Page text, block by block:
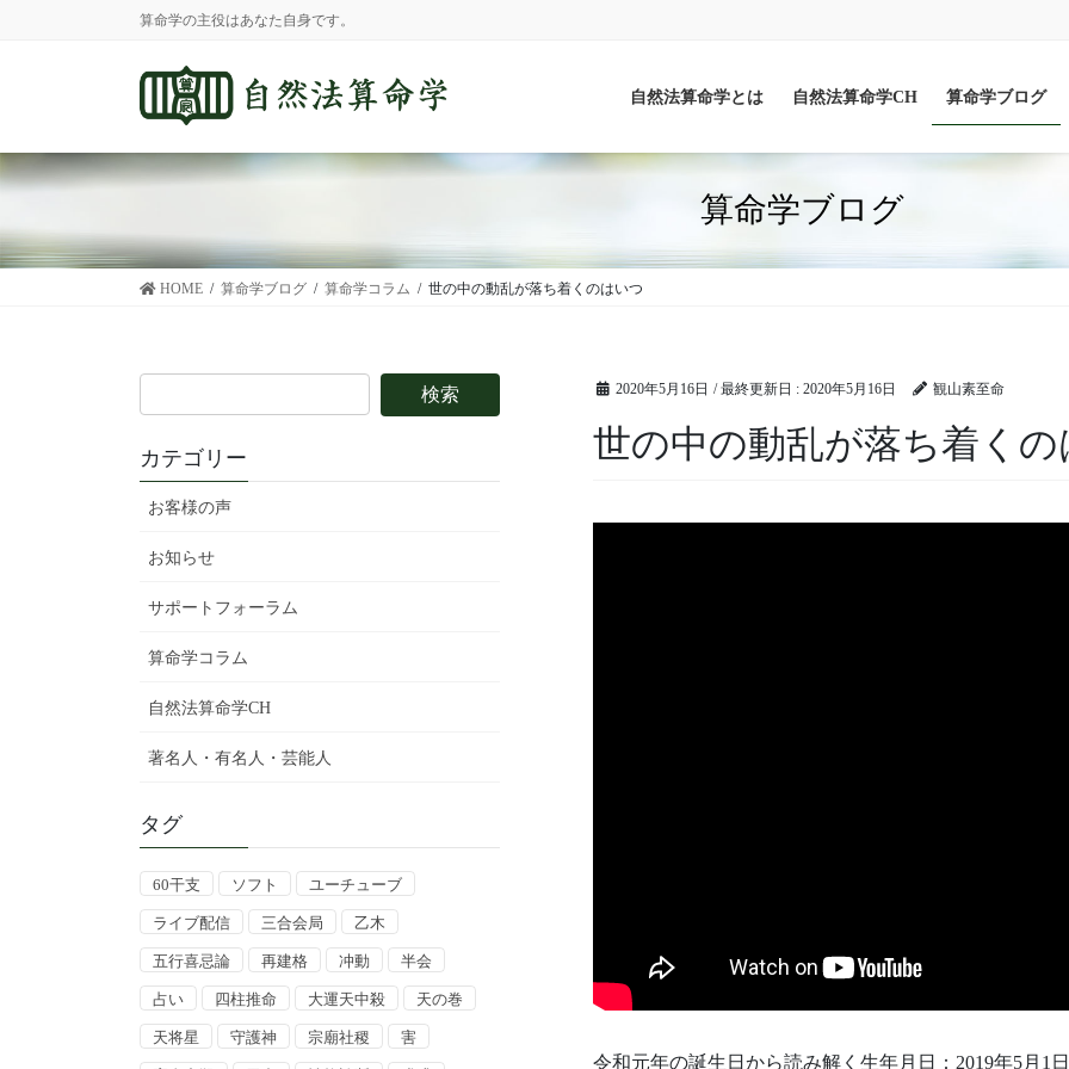
に
移
ョ
ン
移
動
算命学の主役はあなた自身です。
自然法算命学とは 自然法算命学CH 算命学ブログ
算命学ブログ
HOME 算命学ブログ 算命学コラム 世の中の動乱が落ち着くのはいつ
2020年5月16日 / 最終更新日 : 2020年5月16日 観山素至命
世の中の動乱が落ち着くの
令和元年の誕生日から読み解く生年月日：2019年5月1
カテゴリー
お客様の声
お知らせ
サポートフォーラム
算命学コラム
自然法算命学CH
著名人・有名人・芸能人
タグ
60干支 ソフト ユーチューブ
ライブ配信 三合会局 乙木
五行喜忌論 再建格 冲動 半会
占い 四柱推命 大運天中殺 天の巻
天将星 守護神 宗廟社稷 害